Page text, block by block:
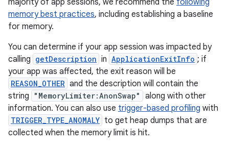
majority of app sessions, we recommend the following
memory best practices, including establishing a baseline
for memory.
You can determine if your app session was impacted by
calling getDescription in ApplicationExitInfo ; if
your app was affected, the exit reason will be
REASON_OTHER and the description will contain the
string
"MemoryLimiter:AnonSwap"
along with other
information. You can also use trigger-based profiling with
TRIGGER_TYPE_ANOMALY to get heap dumps that are
collected when the memory limit is hit.